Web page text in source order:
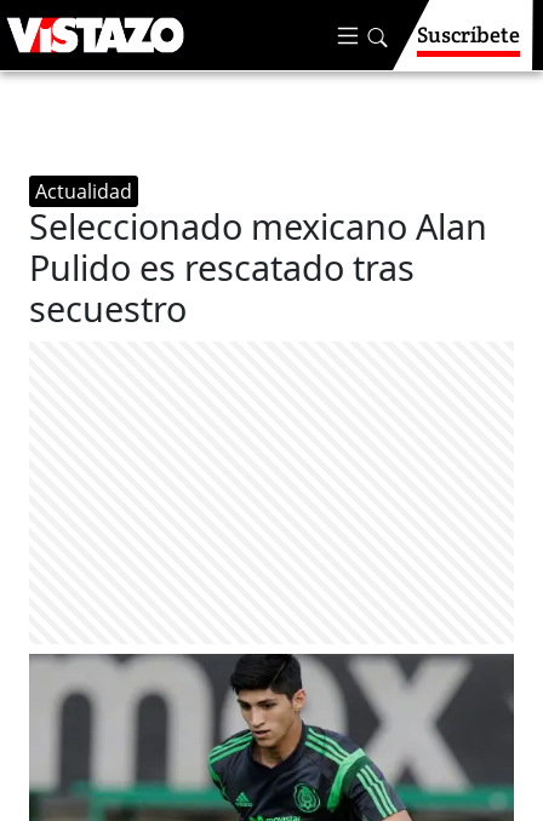
Suscríbete
Actualidad
Seleccionado mexicano Alan
Pulido es rescatado tras
secuestro